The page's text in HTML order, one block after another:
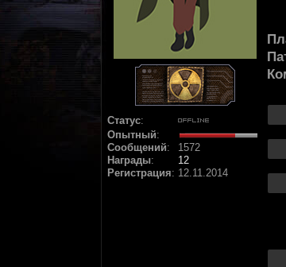
Статус:
Опытный:
Сообщений:
1572
Награды:
12
Регистрация: 12.11.2014